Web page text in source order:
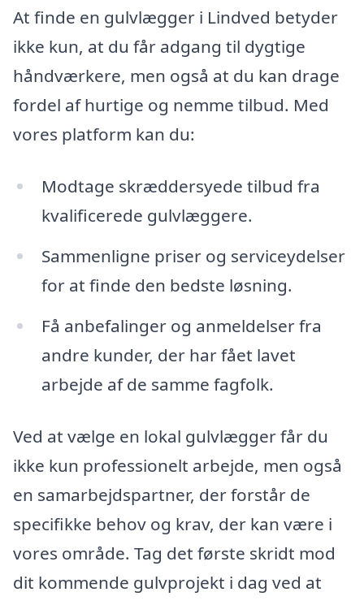
At finde en gulvlægger i Lindved betyder
ikke kun, at du får adgang til dygtige
håndværkere, men også at du kan drage
fordel af hurtige og nemme tilbud. Med
vores platform kan du:
Modtage skræddersyede tilbud fra
kvalificerede gulvlæggere.
Sammenligne priser og serviceydelser
for at finde den bedste løsning.
Få anbefalinger og anmeldelser fra
andre kunder, der har fået lavet
arbejde af de samme fagfolk.
Ved at vælge en lokal gulvlægger får du
ikke kun professionelt arbejde, men også
en samarbejdspartner, der forstår de
specifikke behov og krav, der kan være i
vores område. Tag det første skridt mod
dit kommende gulvprojekt i dag ved at